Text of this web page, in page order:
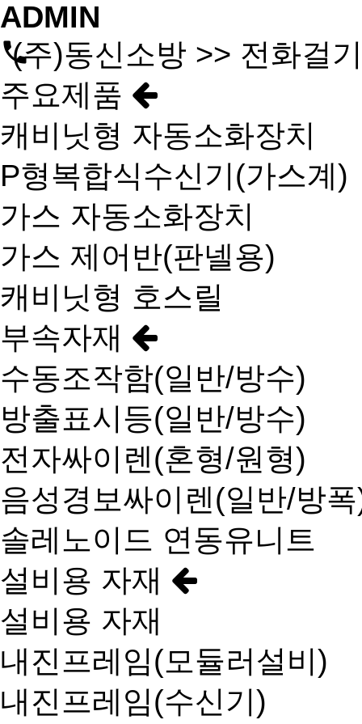
ADMIN
(주)동신소방 >> 전화걸
주요제품
캐비닛형 자동소화장치
P형복합식수신기(가스계)
가스 자동소화장치
가스 제어반(판넬용)
캐비닛형 호스릴
부속자재
수동조작함(일반/방수)
방출표시등(일반/방수)
전자싸이렌(혼형/원형)
음성경보싸이렌(일반/방
솔레노이드 연동유니트
설비용 자재
설비용 자재
내진프레임(모듈러설비)
내진프레임(수신기)